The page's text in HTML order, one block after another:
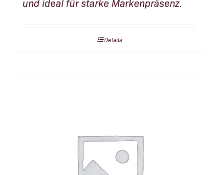
und ideal für starke Markenpräsenz.
Details